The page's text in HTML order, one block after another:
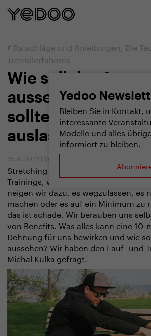
Yedoo
Bleiben Sie in Kontakt,
interessante
Modelle und alles
informiert zu bleiben.
# Ratschläge und Anleitungen, Die
Tretrollerfahrens
Wie soll das
aussehen und
sollte man es
auslassen?
15. 8. 2022 | Vendula Kosíková
Stretching ist ein wichtiger
Trainings, wenn nicht sogar der
neigen wir dazu, es wegzulassen, es
machen oder es auf ein Minimum zu
das ist schade. Wir berauben uns
von Benefits. Was alles kann eine
Dehnung für uns bewirken und wie
aussehen? Wir haben den Lauf- und
Michal Kulka gefragt.